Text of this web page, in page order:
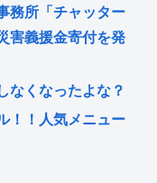
務所「チャッター
害義援金寄付を発
なくなったよな？
！！人気メニュー